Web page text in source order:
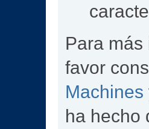
Para
favor
Machines
ha hecho